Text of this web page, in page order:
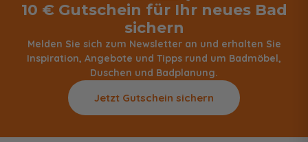
10 € Gutschein für Ihr neues Bad
sichern
Melden Sie sich zum Newsletter an und erhalten Sie
Inspiration, Angebote und Tipps rund um Badmöbel,
Duschen und Badplanung.
Jetzt Gutschein sichern